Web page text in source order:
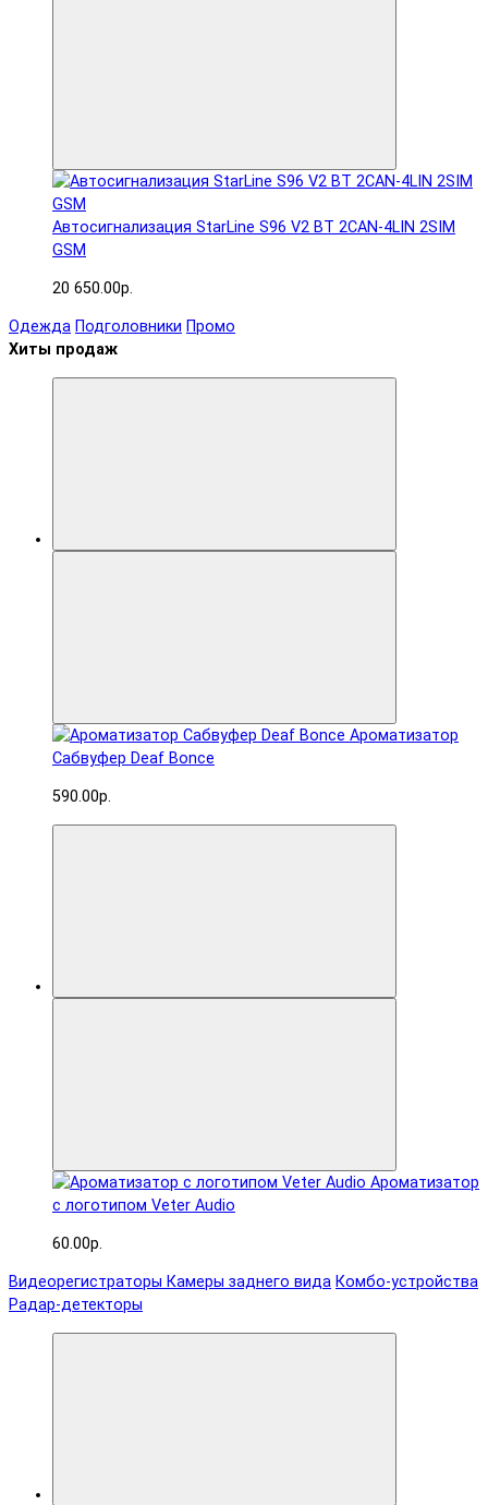
Автосигнализация StarLine S96 V2 BT 2CAN-4LIN 2SIM
GSM
20 650.00р.
Одежда Подголовники Промо
Хиты продаж
Ароматизатор
Сабвуфер Deaf Bonce
590.00р.
Ароматизатор
с логотипом Veter Audio
60.00р.
Видеорегистраторы Камеры заднего вида Комбо-устройства
Радар-детекторы